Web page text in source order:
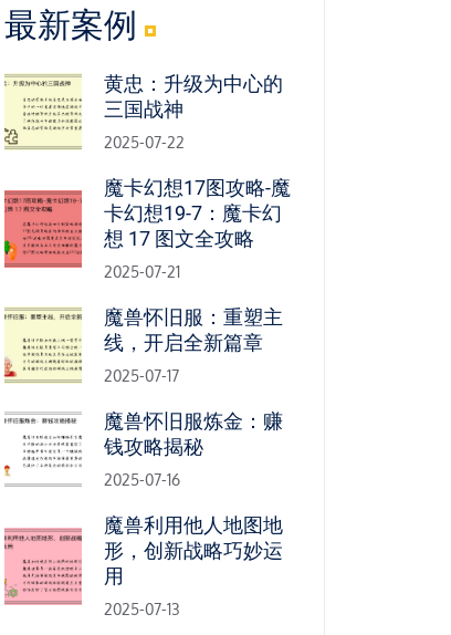
最新案例
黄忠：升级为中心的
三国战神
2025-07-22
魔卡幻想17图攻略-魔
卡幻想19-7：魔卡幻
想 17 图文全攻略
2025-07-21
魔兽怀旧服：重塑主
线，开启全新篇章
2025-07-17
魔兽怀旧服炼金：赚
钱攻略揭秘
2025-07-16
魔兽利用他人地图地
形，创新战略巧妙运
用
2025-07-13